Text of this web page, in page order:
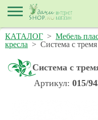
КАТАЛОГ > Мебель
кресла > Система с
Система с
Артикул: 015/